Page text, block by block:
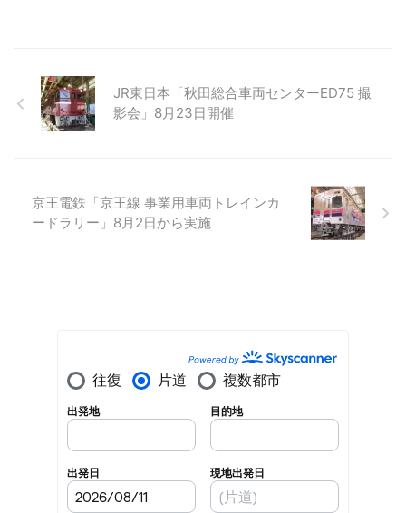
JR東日本「秋田総合車両センターED75 撮
影会」8月23日開催
京王電鉄「京王線 事業用車両トレインカ
ードラリー」8月2日から実施